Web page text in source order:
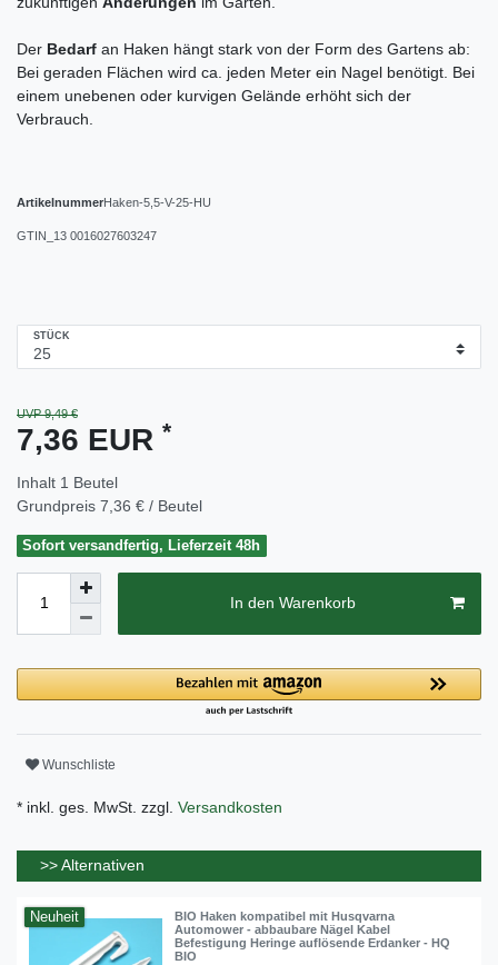
Der Bedarf an Haken hängt stark von der Form des Gartens ab:
Bei geraden Flächen wird ca. jeden Meter ein Nagel benötigt. Bei
einem unebenen oder kurvigen Gelände erhöht sich der
Verbrauch.
ArtikelnummerHaken-5,5-V-25-HU
GTIN_13 0016027603247
STÜCK
UVP 9,49 €
7,36 EUR *
Inhalt 1 Beutel
Grundpreis 7,36 € / Beutel
Sofort versandfertig, Lieferzeit 48h
In den Warenkorb
Wunschliste
* inkl. ges. MwSt. zzgl. Versandkosten
>> Alternativen
Neuheit
BIO Haken kompatibel mit Husqvarna
Automower - abbaubare Nägel Kabel
Befestigung Heringe auflösende Erdanker - HQ
BIO